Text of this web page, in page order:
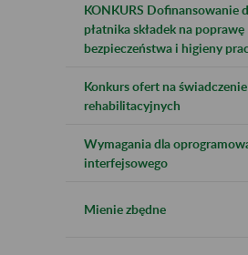
KONKURS Dofinansowanie
płatnika składek na poprawę
bezpieczeństwa i higieny
Konkurs ofert na świadczenie
rehabilitacyjnych
Wymagania dla
interfejsowego
Mienie zbędne